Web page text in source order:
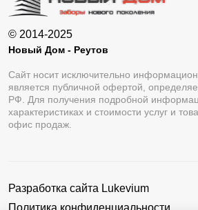
© 2014-2025
Новый Дом - Реутов
Сайт носит исключительно
является публичной офертой,
РФ. Для получения подробной
характеристиках и стоимости услуг и
офис продаж.
Разработка сайта Lukevium